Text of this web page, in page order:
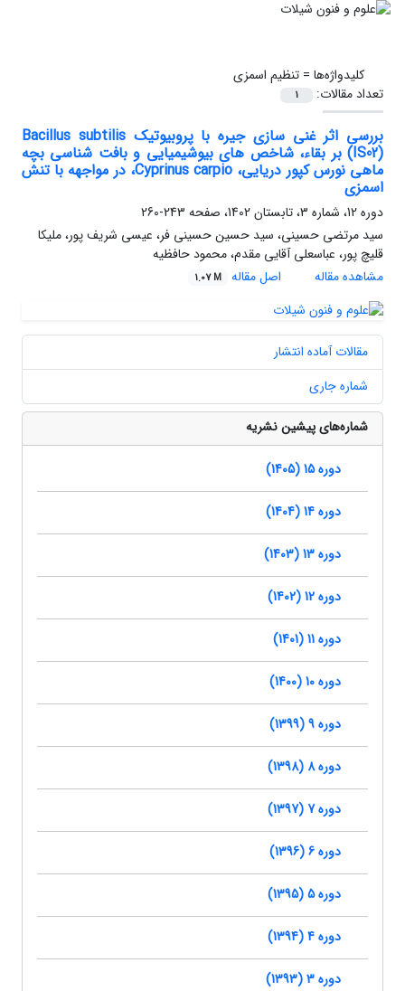
کلیدواژه‌ها =تنظیم اسمزی
تعداد مقالات:
1
بررسی اثر غنی سازی جیره با پروبیوتیک Bacillus subtilis
(IS02) بر بقاء، شاخص های بیوشیمیایی و بافت شناسی بچه
ماهی نورس کپور دریایی، Cyprinus carpio، در مواجهه با تنش
اسمزی
دوره 12، شماره 3، تابستان 1402، صفحه
243-260
سید مرتضی حسینی، سید حسین حسینی فر، عیسی شریف پور، ملیکا
قلیچ پور، عباسعلی آقایی مقدم، محمود حافظیه
مشاهده مقاله
اصل مقاله 1.07 M
مقالات آماده انتشار
شماره جاری
شماره‌های پیشین نشریه
دوره 15 (1405)
دوره 14 (1404)
دوره 13 (1403)
دوره 12 (1402)
دوره 11 (1401)
دوره 10 (1400)
دوره 9 (1399)
دوره 8 (1398)
دوره 7 (1397)
دوره 6 (1396)
دوره 5 (1395)
دوره 4 (1394)
دوره 3 (1393)